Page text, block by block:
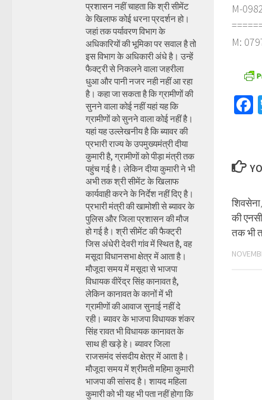
M-
M:
की
तक भी
प्रशासन नहीं चाहता कि श्री सीमेंट
के खिलाफ कोई धरना प्रदर्शन हो।
जहां तक पर्यावरण विभाग के
अधिकारियों की भूमिका पर सवाल है तो
इस विभाग के अधिकारी अंधे है। उन्हें
फैक्ट्री से निकलने वाला जहरीला
धुआ और पानी नजर नही नहीं आ रहा
है। कहा जा सकता है कि ग्रामीणों की
सुनने वाला कोई नहीं यहां यह कि
ग्रामीणों को सुनने वाला कोई नहीं है।
यहां यह उल्लेखनीय है कि ब्यावर की
प्रभारी राज्य के उपमुख्यमंत्री दीया
कुमारी है, ग्रामीणों को पीड़ा मंत्री तक
पहुंच गई है। लेकिन दीया कुमारी ने भी
अभी तक श्री सीमेंट के खिलाफ
कार्यवाही करने के निर्देश नहीं दिए है।
प्रभारी मंत्री की खामोशी से ब्यावर के
पुलिस और जिला प्रशासन की मौज
हो गई है। श्री सीमेंट की फैक्ट्री
जिस अंधेरी देवरी गांव में स्थित है, वह
मसूदा विधानसभा क्षेत्र में आता है।
मौजूदा समय में मसूदा से भाजपा
विधायक वीरेंद्र सिंह कानावत है,
लेकिन कानावत के कानों में भी
ग्रामीणों की आवाज सुनाई नहीं दे
रही। ब्यावर के भाजपा विधायक शंकर
सिंह रावत भी विधायक कानावत के
साथ ही खड़े हे। ब्यावर जिला
राजसमंद संसदीय क्षेत्र में आता है।
मौजूदा समय में श्रीमती महिमा कुमारी
भाजपा की सांसद है। शायद महिला
कुमारी को भी यह भी पता नहीं होगा कि